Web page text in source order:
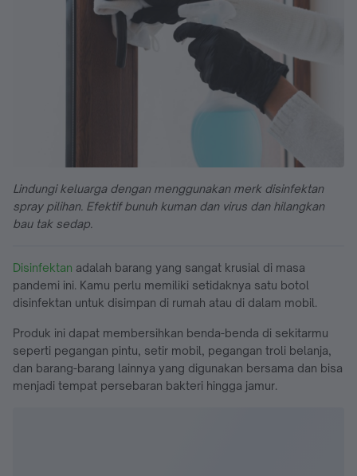
Lindungi keluarga dengan menggunakan merk disinfektan
spray pilihan. Efektif bunuh kuman dan virus dan hilangkan
bau tak sedap.
Disinfektan adalah barang yang sangat krusial di masa
pandemi ini. Kamu perlu memiliki setidaknya satu botol
disinfektan untuk disimpan di rumah atau di dalam mobil.
Produk ini dapat membersihkan benda-benda di sekitarmu
seperti pegangan pintu, setir mobil, pegangan troli belanja,
dan barang-barang lainnya yang digunakan bersama dan bisa
menjadi tempat persebaran bakteri hingga jamur.